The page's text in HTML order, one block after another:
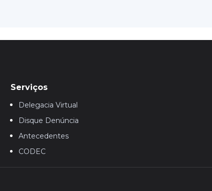
Serviços
Delegacia Virtual
Disque Denúncia
Antecedentes
CODEC